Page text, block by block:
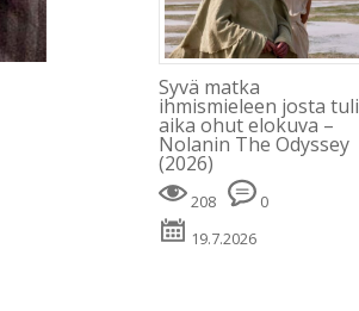
Syvä matka
ihmismieleen josta tuli
aika ohut elokuva –
Nolanin The Odyssey
(2026)
208
0
19.7.2026